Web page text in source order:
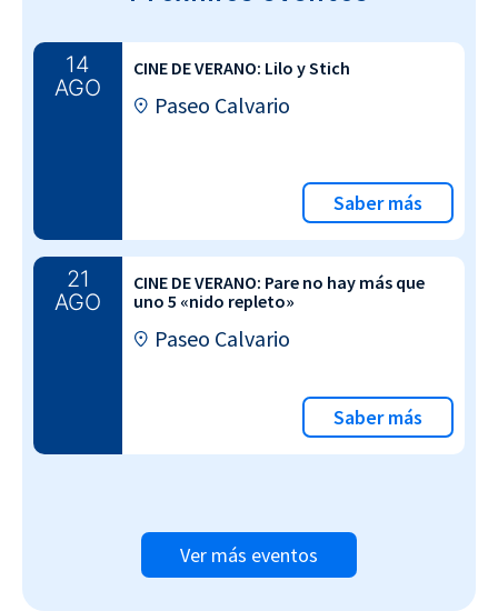
14
AGO
CINE DE VERANO: Lilo y Stich
Paseo Calvario
Saber más
21
AGO
CINE DE VERANO: Pare no hay más que
uno 5 «nido repleto»
Paseo Calvario
Saber más
Ver más eventos